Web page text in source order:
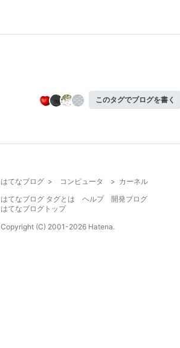
このタグでブログを書く
はてなブログ > コンピュータ > カーネル
はてなブログ タグとは
ヘルプ
開発ブログ
はてなブログトップ
Copyright (C) 2001-2026 Hatena.